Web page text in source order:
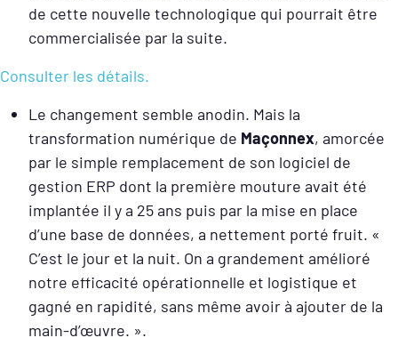
de cette nouvelle technologique qui pourrait être
commercialisée par la suite.
Consulter les détails.
Le changement semble anodin. Mais la
transformation numérique de Maçonnex, amorcée
par le simple remplacement de son logiciel de
gestion ERP dont la première mouture avait été
implantée il y a 25 ans puis par la mise en place
d’une base de données, a nettement porté fruit. «
C’est le jour et la nuit. On a grandement amélioré
notre efficacité opérationnelle et logistique et
gagné en rapidité, sans même avoir à ajouter de la
main-d’œuvre. ».